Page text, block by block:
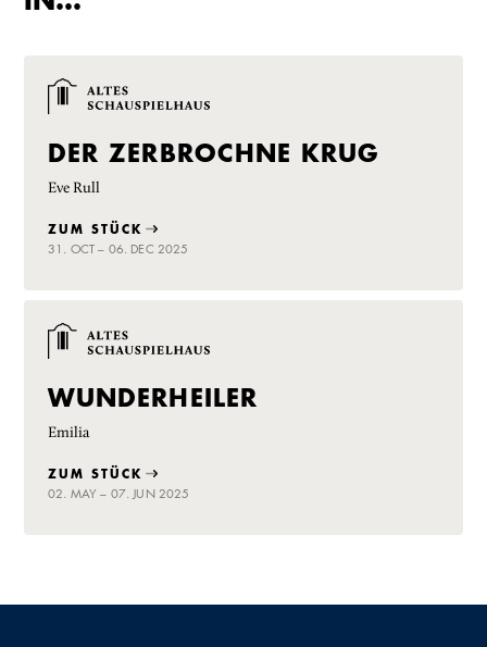
DER ZERBROCHNE KRUG
Eve Rull
ZUM STÜCK
31. OCT – 06. DEC 2025
WUNDERHEILER
Emilia
ZUM STÜCK
02. MAY – 07. JUN 2025